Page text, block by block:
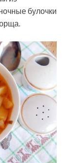
булочки